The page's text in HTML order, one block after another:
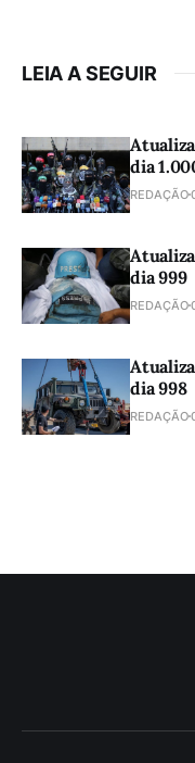
LEIA A SEGUIR
dia
REDAÇÃO
dia 999
REDAÇÃO
dia 998
REDAÇÃO